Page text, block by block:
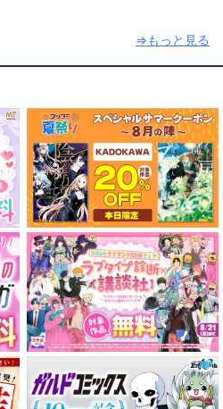
⇒もっと見る